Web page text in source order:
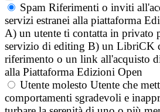
Spam Riferimenti o inviti
servizi estranei alla piattaforma
A) un utente ti contatta in privato
servizio di editing B) un LibriCK
riferimento o un link all'acquisto
alla Piattaforma Edizioni Open
Utente molesto Utente che
comportamenti sgradevoli e